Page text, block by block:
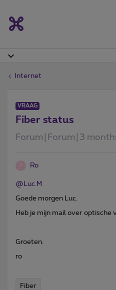
Internet
VRAAG
Fiber status
Forum|Forum|3
Ro
@Luc.M
Goede morgen Luc.
Heb je mijn mail over optische
Groeten.
ro
Fiber